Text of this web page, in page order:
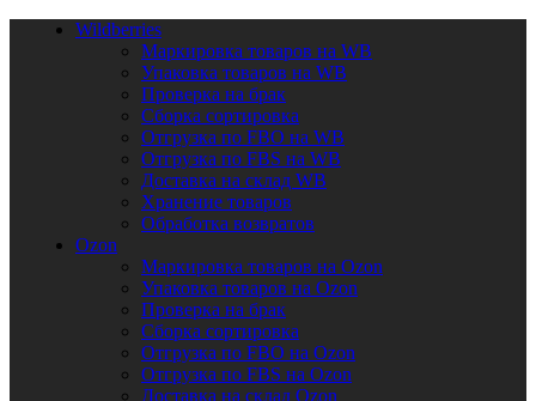
Wildberries
Маркировка товаров на WB
Упаковка товаров на WB
Проверка на брак
Сборка сортировка
Отгрузка по FBO на WB
Отгрузка по FBS на WB
Доставка на склад WB
Хранение товаров
Обработка возвратов
Ozon
Маркировка товаров на Ozon
Упаковка товаров на Ozon
Проверка на брак
Сборка сортировка
Отгрузка по FBO на Ozon
Отгрузка по FBS на Ozon
Доставка на склад Ozon